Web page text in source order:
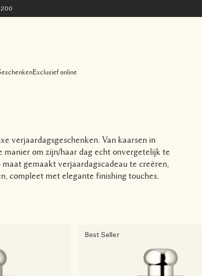
Exclusief online
verjaardagsgeschenken. Van kaarsen in
manier om zijn/haar dag echt onvergetelijk te
gemaakt verjaardagscadeau te creëren,
compleet met elegante finishing touches.
Best Seller